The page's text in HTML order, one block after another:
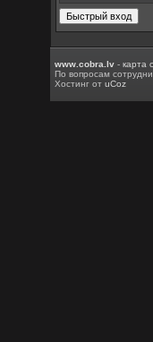
www.cobra.lv -карта
По вопросам
Хостинг отuCoz